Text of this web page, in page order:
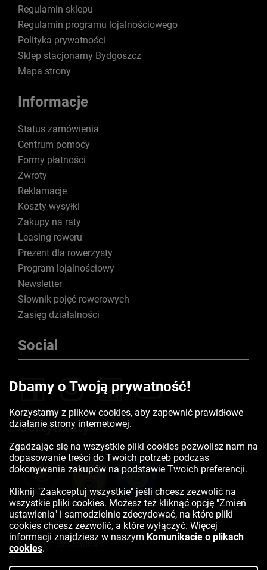
Regulamin sklepu
Regulamin programu lojalnościowego
Polityka prywatności
Sklep stacjonarny Bydgoszcz
Mapa strony
Informacje
Status zamówienia
Centrum pomocy
Formy płatności
Zwroty
Reklamacje
Koszty wysyłki
Zakupy na raty
Leasing roweru
Prezent dla rowerzysty
Program lojalnościowy
Newsletter
Słownik pojęć rowerowych
Zasięg działalności
Social
Certyfikaty
Kontakt:523350041
Dbamy o Twoją prywatność!
Korzystamy z plików cookies, aby zapewnić prawidłowe
działanie strony internetowej.
Zgadzając się na wszystkie pliki cookies pozwolisz nam na
dopasowanie treści do Twoich potrzeb podczas
dokonywania zakupów na podstawie Twoich preferencji.
Kliknij "Zaakceptuj wszystkie" jeśli chcesz zezwolić na
wszystkie pliki cookies. Możesz też kliknąć opcję "Zmień
ustawienia" i samodzielnie zdecydować, na które pliki
cookies chcesz zezwolić, a które wyłączyć. Więcej
informacji znajdziesz w naszym Komunikacie o plikach
cookies.